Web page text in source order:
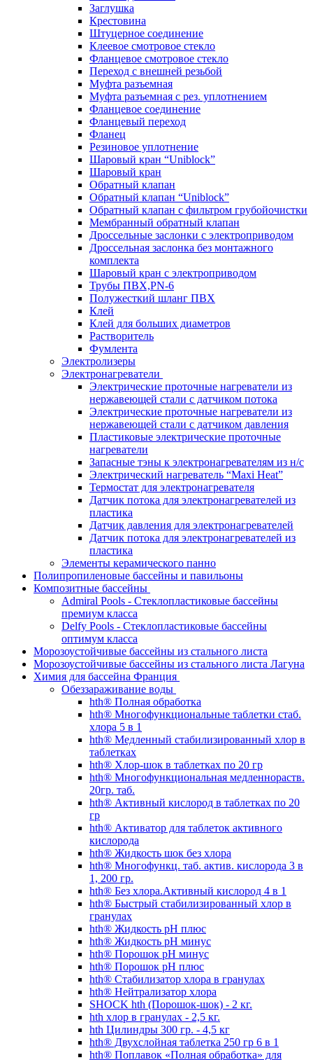
Заглушка
Крестовина
Штуцерное соединение
Клеевое смотровое стекло
Фланцевое смотровое стекло
Переход с внешней резьбой
Муфта разъемная
Муфта разъемная с рез. уплотнением
Фланцевое соединение
Фланцевый переход
Фланец
Резиновое уплотнение
Шаровый кран “Uniblock”
Шаровый кран
Обратный клапан
Обратный клапан “Uniblock”
Обратный клапан с фильтром грубойочистки
Мембранный обратный клапан
Дроссельные заслонки с электроприводом
Дроссельная заслонка без монтажного
комплекта
Шаровый кран с электроприводом
Трубы ПВХ,PN-6
Полужесткий шланг ПВХ
Клей
Клей для больших диаметров
Растворитель
Фумлента
Электролизеры
Электронагреватели
Электрические проточные нагреватели из
нержавеющей стали с датчиком потока
Электрические проточные нагреватели из
нержавеющей стали с датчиком давления
Пластиковые электрические проточные
нагреватели
Запасные тэны к электронагревателям из н/с
Электрический нагреватель “Maxi Heat”
Термостат для электронагревателя
Датчик потока для электронагревателей из
пластика
Датчик давления для электронагревателей
Датчик потока для электронагревателей из
пластика
Элементы керамического панно
Полипропиленовые бассейны и павильоны
Композитные бассейны
Admiral Pools - Стеклопластиковые бассейны
премиум класса
Delfy Pools - Стеклопластиковые бассейны
оптимум класса
Морозоустойчивые бассейны из стального листа
Морозоустойчивые бассейны из стального листа Лагуна
Химия для бассейна Франция
Обеззараживание воды
hth® Полная обработка
hth® Многофункциональные таблетки стаб.
хлора 5 в 1
hth® Медленный стабилизированный хлор в
таблетках
hth® Хлор-шок в таблетках по 20 гр
hth® Многофункциональная медленнораств.
20гр. таб.
hth® Активный кислород в таблетках по 20
гр
hth® Активатор для таблеток активного
кислорода
hth® Жидкость шок без хлора
hth® Многофункц. таб. актив. кислорода 3 в
1, 200 гр.
hth® Без хлора.Активный кислород 4 в 1
hth® Быстрый стабилизированный хлор в
гранулах
hth® Жидкость pH плюс
hth® Жидкость pH минус
hth® Порошок pH минус
hth® Порошок pH плюс
hth® Стабилизатор хлора в гранулах
hth® Нейтрализатор хлора
SHOCK hth (Порошок-шок) - 2 кг.
hth хлор в гранулах - 2,5 кг.
hth Цилиндры 300 гр. - 4,5 кг
hth® Двухслойная таблетка 250 гр 6 в 1
hth® Поплавок «Полная обработка» для